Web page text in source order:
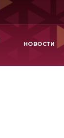
НОВОСТИ